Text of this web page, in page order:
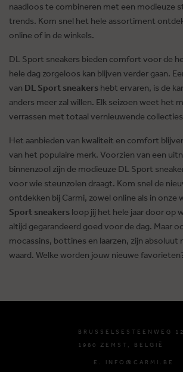
naadloos te combineren met een modieuze
trends. Kom snel het hele assortiment
online of in de winkels.
DL Sport sneakers bieden comfort voor de
hele dag zorgeloos kan blijven verder gaan.
van DL Sport sneakers hebt ervaren, is de
anders meer zal willen. Elk seizoen weet het
verrassen met totaal vernieuwende
Het aanbieden van kwaliteit en comfort
van het populaire merk. Voorzien van een
binnenzool zijn de modieuze DL Sport
voor wie steunzolen draagt. Kom snel de
ontdekken bij Carmi, zowel online als in onze
Sport sneakers loop jij het hele jaar door op
altijd gegarandeerd goed voor de dag. Maar
mocassins, bottines en laarzen, zijn absoluut
waard. Welke worden jouw nieuwe
BRUSSELSESTEENWEG
1980 ZEMST, BELGIË
E. INFO@CARMI.BE